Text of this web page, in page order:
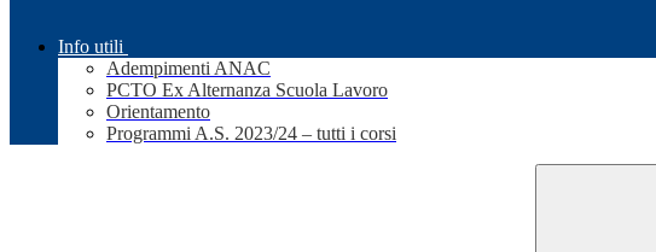
Info utili
Adempimenti ANAC
PCTO Ex Alternanza Scuola Lavoro
Orientamento
Programmi A.S. 2023/24 – tutti i corsi